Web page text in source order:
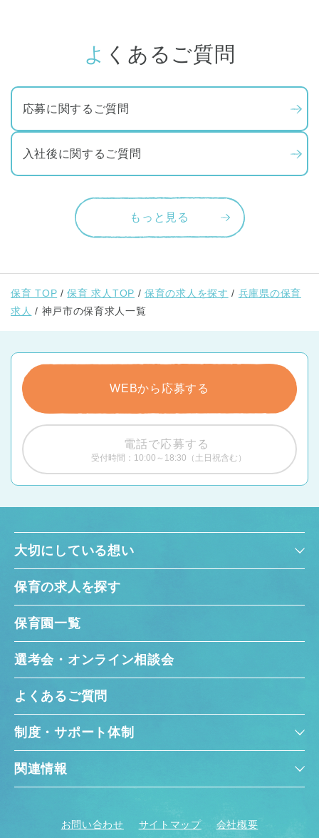
よくあるご質問
応募に関するご質問
入社後に関するご質問
もっと見る
保育 TOP 保育 求人TOP 保育の求人を探す
兵庫県の保育
求人
神戸市の保育求人一覧
WEBから応募する
電話で応募する
受付時間：10:00～18:30（土日祝含む）
大切にしている想い
保育の求人を探す
保育園一覧
選考会・オンライン相談会
よくあるご質問
制度・サポート体制
関連情報
お問い合わせ サイトマップ 会社概要